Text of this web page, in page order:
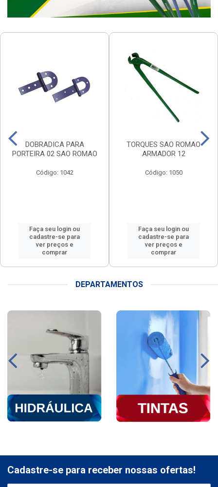
DOBRADICA PARA
PORTEIRA 02 SAO ROMAO
Código: 1042
Faça seu login ou
cadastre-se para
ver preços e
comprar
TORQUES SAO ROMAO
ARMADOR 12
Código: 1050
Faça seu login ou
cadastre-se para
ver preços e
comprar
DEPARTAMENTOS
Cadastre-se para receber nossas ofertas!